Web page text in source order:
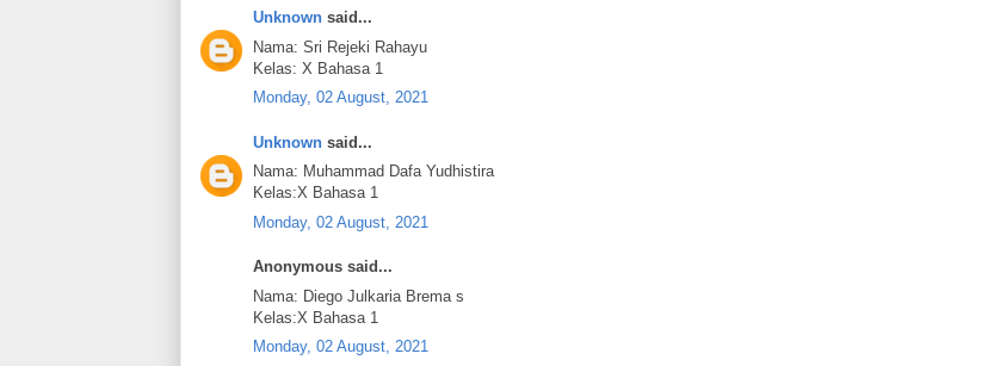
Unknown said...
Nama: Sri Rejeki Rahayu
Kelas: X Bahasa 1
Monday, 02 August, 2021
Unknown said...
Nama: Muhammad Dafa Yudhistira
Kelas:X Bahasa 1
Monday, 02 August, 2021
Anonymous said...
Nama: Diego Julkaria Brema s
Kelas:X Bahasa 1
Monday, 02 August, 2021